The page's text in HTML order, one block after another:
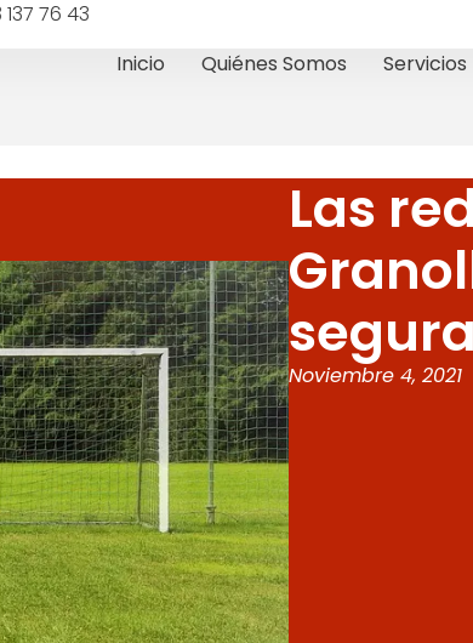
137 76 43
Inicio
Quiénes Somos Servicios
Las
Noviembre 4, 2021